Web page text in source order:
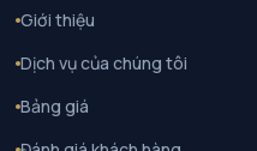
Giới thiệu
Dịch vụ của chúng tôi
Bảng giá